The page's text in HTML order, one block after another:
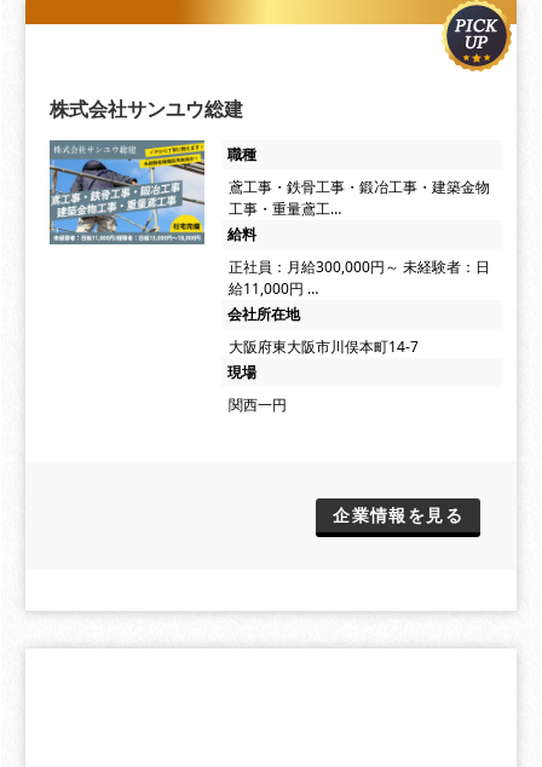
株式会社サンユウ総建
職種
鳶工事・鉄骨工事・鍛冶工事・建築金物
工事・重量鳶工…
給料
正社員：月給300,000円～ 未経験者：日
給11,000円 …
会社所在地
大阪府東大阪市川俣本町14-7
現場
関西一円
企業情報を見る